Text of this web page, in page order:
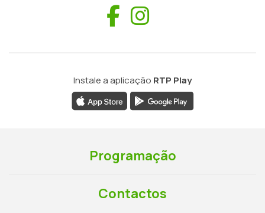
Facebook
Instale a aplicação RTP Play
Programação
Contactos